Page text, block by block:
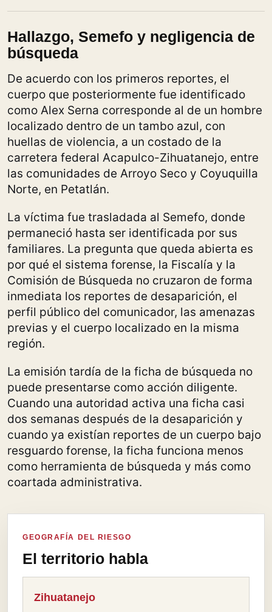
Hallazgo, Semefo y negligencia de
búsqueda
De acuerdo con los primeros reportes, el
cuerpo que posteriormente fue identificado
como Alex Serna corresponde al de un hombre
localizado dentro de un tambo azul, con
huellas de violencia, a un costado de la
carretera federal Acapulco-Zihuatanejo, entre
las comunidades de Arroyo Seco y Coyuquilla
Norte, en Petatlán.
La víctima fue trasladada al Semefo, donde
permaneció hasta ser identificada por sus
familiares. La pregunta que queda abierta es
por qué el sistema forense, la Fiscalía y la
Comisión de Búsqueda no cruzaron de forma
inmediata los reportes de desaparición, el
perfil público del comunicador, las amenazas
previas y el cuerpo localizado en la misma
región.
La emisión tardía de la ficha de búsqueda no
puede presentarse como acción diligente.
Cuando una autoridad activa una ficha casi
dos semanas después de la desaparición y
cuando ya existían reportes de un cuerpo bajo
resguardo forense, la ficha funciona menos
como herramienta de búsqueda y más como
coartada administrativa.
GEOGRAFÍA DEL RIESGO
El territorio habla
Zihuatanejo